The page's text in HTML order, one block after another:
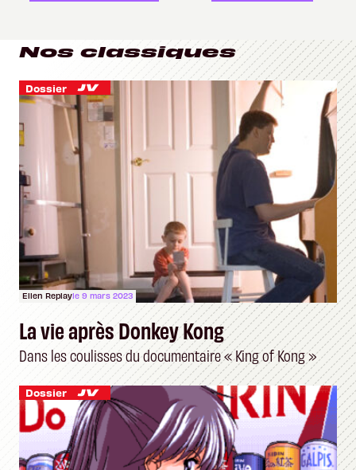
Nos classiques
Dossier
Ellen Replayle 9 mars 2023
La vie après Donkey Kong
Dans les coulisses du documentaire « King of Kong »
Dossier